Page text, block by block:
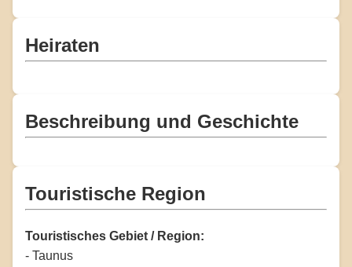
Heiraten
Beschreibung und Geschichte
Touristische Region
Touristisches Gebiet / Region:
- Taunus